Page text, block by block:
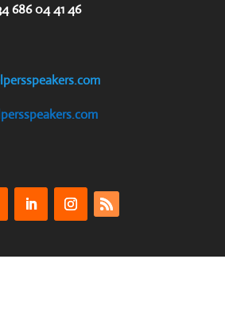
686 04 41 46